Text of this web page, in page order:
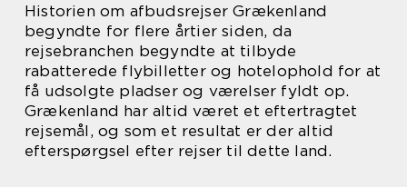
Historien om afbudsrejser Grækenland
begyndte for flere årtier siden, da
rejsebranchen begyndte at tilbyde
rabatterede flybilletter og hotelophold for at
få udsolgte pladser og værelser fyldt op.
Grækenland har altid været et eftertragtet
rejsemål, og som et resultat er der altid
efterspørgsel efter rejser til dette land.